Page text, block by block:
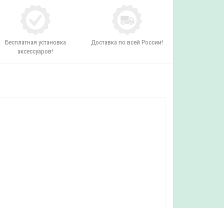
Бесплатная установка
аксессуаров!
Доставка по всей России!